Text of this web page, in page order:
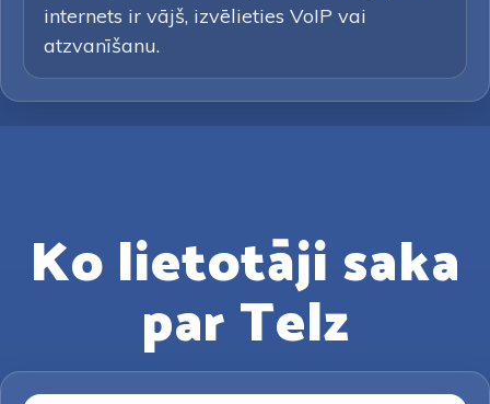
internets ir vājš, izvēlieties VoIP vai
atzvanīšanu.
Ko lietotāji saka
par Telz